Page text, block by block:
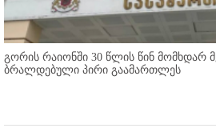
გორის რაიონში 30 წლის წინ მომხდარ
ბრალდებული პირი გაამართლეს